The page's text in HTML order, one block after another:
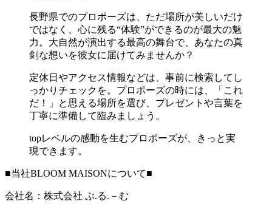
長野県でのプロポーズは、ただ場所が美しいだけ
ではなく、心に残る“体験”ができるのが最大の魅
力。大自然が演出する最高の舞台で、あなたの真
剣な想いを彼女に届けてみませんか？
定休日やアクセス情報などは、事前に検索してし
っかりチェックを。プロポーズの時には、「これ
だ！」と思える場所を選び、プレゼントや言葉を
丁寧に準備して臨みましょう。
topレベルの感動を生むプロポーズが、きっと実
現できます。
■当社BLOOM MAISONについて■
会社名：株式会社 ぶ.る.－む